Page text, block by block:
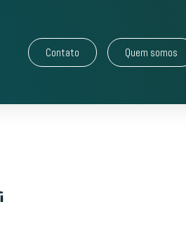
Contato Quem somos